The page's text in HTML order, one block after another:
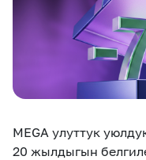
Чалуулар жана
SMS
Компания
Кызмат көрсөтүүлөр
MEGA улуттук
20 жылдыгын